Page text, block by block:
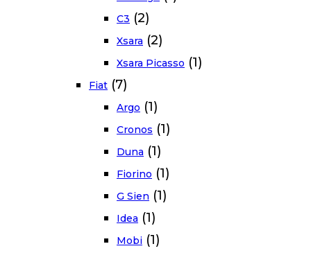
C3 (2)
Xsara (2)
Xsara Picasso (1)
Fiat (7)
Argo (1)
Cronos (1)
Duna (1)
Fiorino (1)
G Sien (1)
Idea (1)
Mobi (1)